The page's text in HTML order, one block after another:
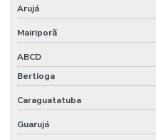
Arujá
Mairiporã
ABCD
Bertioga
Caraguatatuba
Guarujá